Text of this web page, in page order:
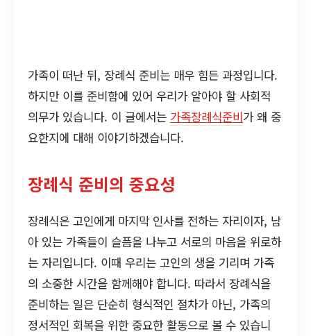
가족이 떠난 뒤, 장례식 준비는 매우 힘든 과정입니다.
하지만 이를 준비함에 있어 우리가 알아야 할 사회적
의무가 있습니다. 이 글에서는 가족장례식준비가 왜 중
요한지에 대해 이야기하겠습니다.
장례식 준비의 중요성
장례식은 고인에게 마지막 인사를 전하는 자리이자, 남
아 있는 가족들이 슬픔을 나누고 서로의 마음을 위로하
는 자리입니다. 이때 우리는 고인의 생을 기리며 가족
의 소중한 시간을 함께해야 합니다. 따라서 장례식을
준비하는 일은 단순히 형식적인 절차가 아닌, 가족의
정서적인 회복을 위한 중요한 활동으로 볼 수 있습니